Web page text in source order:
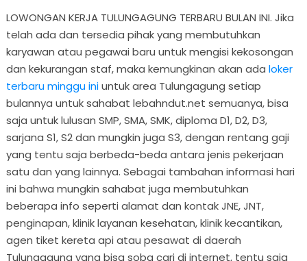
LOWONGAN KERJA TULUNGAGUNG TERBARU BULAN INI. Jika
telah ada dan tersedia pihak yang membutuhkan
karyawan atau pegawai baru untuk mengisi kekosongan
dan kekurangan staf, maka kemungkinan akan ada loker
terbaru minggu iniuntuk area Tulungagung setiap
bulannya untuk sahabat lebahndut.net semuanya, bisa
saja untuk lulusan SMP, SMA, SMK, diploma D1, D2, D3,
sarjana S1, S2 dan mungkin juga S3, dengan rentang gaji
yang tentu saja berbeda-beda antara jenis pekerjaan
satu dan yang lainnya. Sebagai tambahan informasi hari
ini bahwa mungkin sahabat juga membutuhkan
beberapa info seperti alamat dan kontak JNE, JNT,
penginapan, klinik layanan kesehatan, klinik kecantikan,
agen tiket kereta api atau pesawat di daerah
Tulungagung yang bisa soba cari di internet, tentu saja